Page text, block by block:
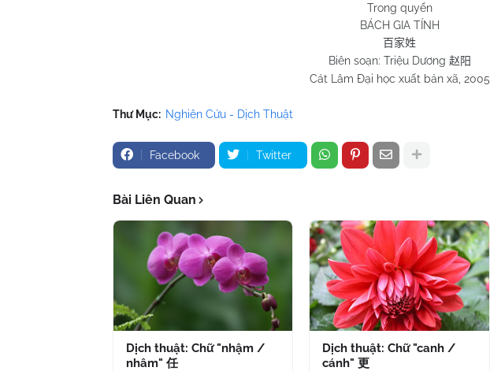
Trong quyển
BÁCH GIA TÍNH
百家姓
Biên soạn: Triệu Dương 赵阳
Cát Lâm Đại học xuất bản xã, 2005
Thư Mục: Nghiên Cứu - Dịch Thuật
Facebook Twitter
Bài Liên Quan
Dịch thuật: Chữ "nhậm /
nhâm" 任
Dịch thuật: Chữ "canh /
cánh" 更